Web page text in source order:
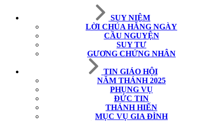
SUY NIỆM
LỜI CHÚA HẰNG NGÀY
CẦU NGUYỆN
SUY TƯ
GƯƠNG CHỨNG NHÂN
TIN GIÁO HỘI
NĂM THÁNH 2025
PHỤNG VỤ
ĐỨC TIN
THÁNH HIẾN
MỤC VỤ GIA ĐÌNH